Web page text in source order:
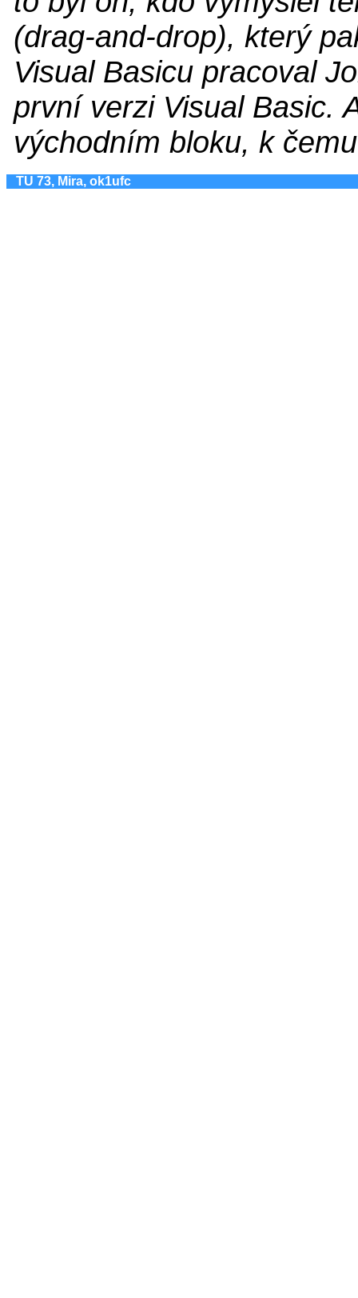
(drag-and-drop), který
Visual Basicu pracoval
první verzi Visual Basic.
východním bloku, k
TU 73, Mira, ok1ufc